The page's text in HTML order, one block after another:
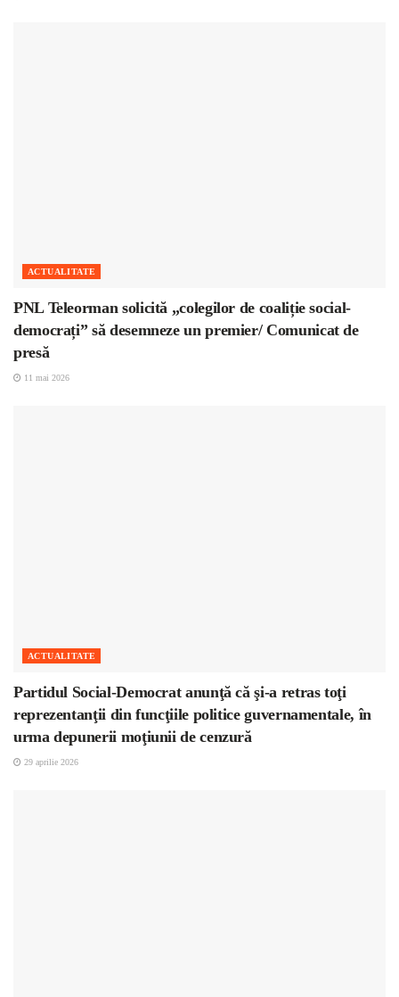
ACTUALITATE
PNL Teleorman solicită „colegilor de coaliție social-
democrați” să desemneze un premier/ Comunicat de
presă
11 mai 2026
ACTUALITATE
Partidul Social-Democrat anunţă că şi-a retras toţi
reprezentanţii din funcţiile politice guvernamentale, în
urma depunerii moţiunii de cenzură
29 aprilie 2026